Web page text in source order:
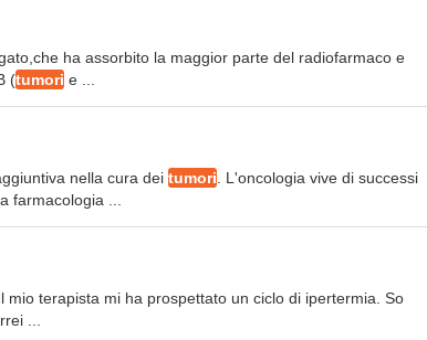
ha assorbito la maggior parte del radiofarmaco e
(tumori e ...
nella cura dei tumori . L'oncologia vive di successi
farmacologia ...
terapista mi ha prospettato un ciclo di ipertermia. So
...